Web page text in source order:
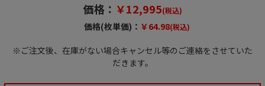
価格： ￥12,995(税込)
価格(枚単価)： ￥64.98(税込)
※ご注文後、在庫がない場合キャンセル等のご連絡をさせていた
だきます。